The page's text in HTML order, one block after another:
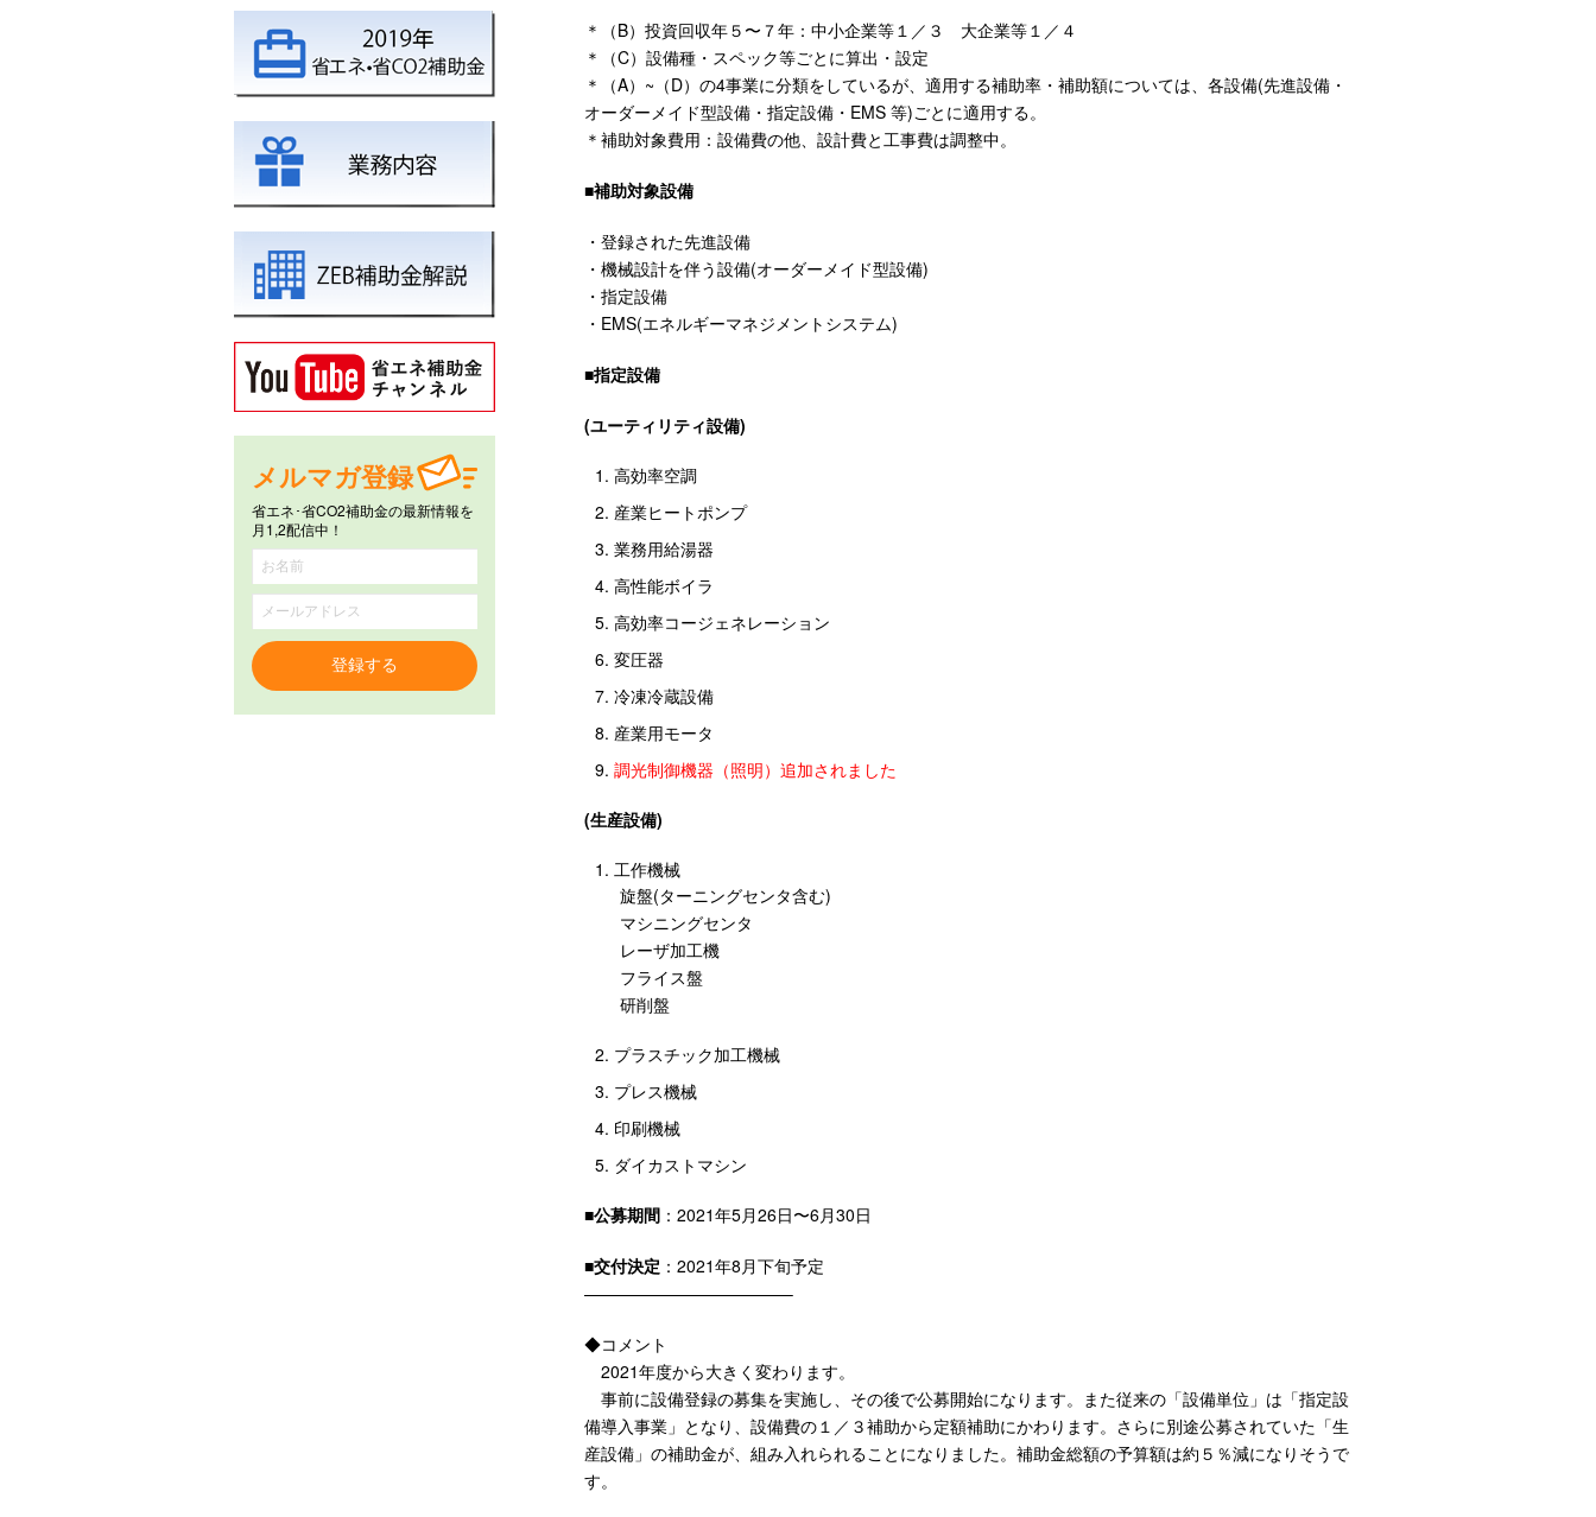
＊（B）投資回収年５〜７年：中小企業等１／３ 大企業等１／４
＊（C）設備種・スペック等ごとに算出・設定
＊（A）~（D）の4事業に分類をしているが、適用する補助率・補助額については、各設備(先進設備・
オーダーメイド型設備・指定設備・EMS 等)ごとに適用する。
＊補助対象費用：設備費の他、設計費と工事費は調整中。
■補助対象設備
・登録された先進設備
・機械設計を伴う設備(オーダーメイド型設備)
・指定設備
・EMS(エネルギーマネジメントシステム)
■指定設備
(ユーティリティ設備)
高効率空調
産業ヒートポンプ
業務用給湯器
高性能ボイラ
高効率コージェネレーション
変圧器
冷凍冷蔵設備
産業用モータ
調光制御機器（照明）追加されました
(生産設備)
工作機械
旋盤(ターニングセンタ含む)
マシニングセンタ
レーザ加工機
フライス盤
研削盤
プラスチック加工機械
プレス機械
印刷機械
ダイカストマシン
■公募期間 ：2021年5月26日〜6月30日
■交付決定 ：2021年8月下旬予定
————————————–
◆コメント
2021年度から大きく変わります。
事前に設備登録の募集を実施し、その後で公募開始になります。また従来の「設備単位」は「指定設
備導入事業」となり、設備費の１／３補助から定額補助にかわります。さらに別途公募されていた「生
産設備」の補助金が、組み入れられることになりました。補助金総額の予算額は約５％減になりそうで
す。
メルマガ登録
省エネ･省CO2補助金の最新情報を
月1,2配信中！
登録する